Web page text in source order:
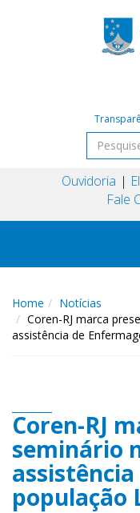
Ouvidoria
Fale
Home
Notícias
Coren-RJ marca
assistência de
Coren-RJ
seminário
população